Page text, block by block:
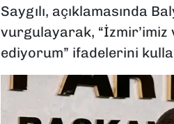
Saygılı, açıklamasında
vurgulayarak, “İzmir’imiz
ediyorum” ifadelerini